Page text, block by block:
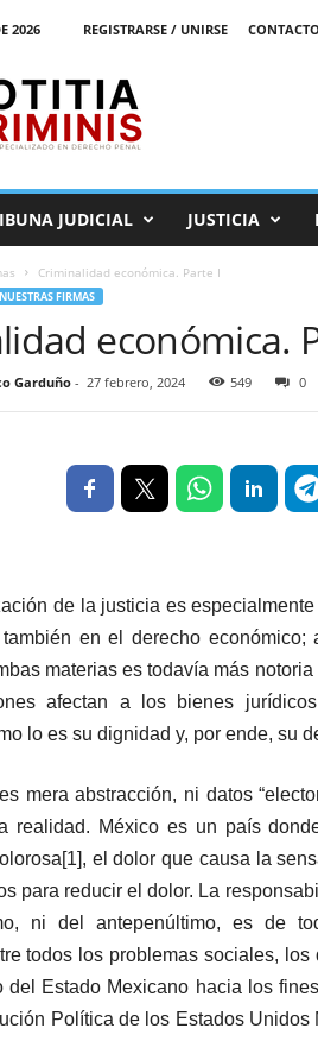
2026 REGISTRARSE / UNIRSE
CONTACTO
JUDICIAL JUSTICIA
Criminalidad económica. Parte I
NUESTRAS FIRMAS
económica.
Garduño- 27 febrero, 2024 549 0
de la justicia es
también en el derecho
materias es todavía más
afectan a los bienes
lo es su dignidad y, por ende, su
mera abstracción, ni datos
realidad. México es un país
el dolor que causa la
para reducir el dolor. La
ni del antepenúltimo, es de
todos los problemas sociales,
del Estado Mexicano hacia los
Política de los Estados